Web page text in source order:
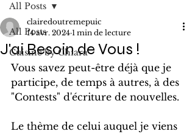
All Posts
Cuisine by Chiara
All Posts
J'ai Besoin de Vous !
clairedoutremepuic
14 avr. 2024 1 min de lecture
Vous savez peut-être déjà que je
participe, de temps à autres, à des
"Contests" d'écriture de nouvelles.
Le thème de celui auquel je viens